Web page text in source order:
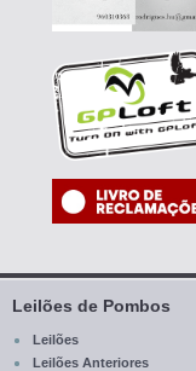
Leilões de Pombos
Leilões
Leilões Anteriores